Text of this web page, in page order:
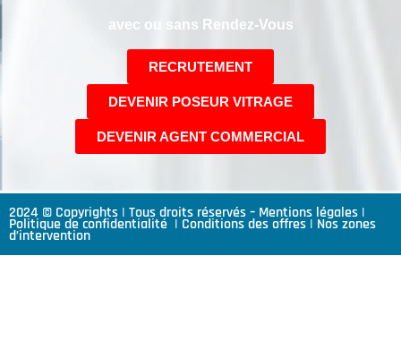
avec ou sans Rendez-Vous
RECRUTEMENT
DEVENIR POSEUR VITRAGE
DEVENIR AGENT COMMERCIAL
2024 © Copyrights | Tous droits réservés – Mentions légales |
Politique de confidentialité | Conditions des offres | Nos zones
d’intervention